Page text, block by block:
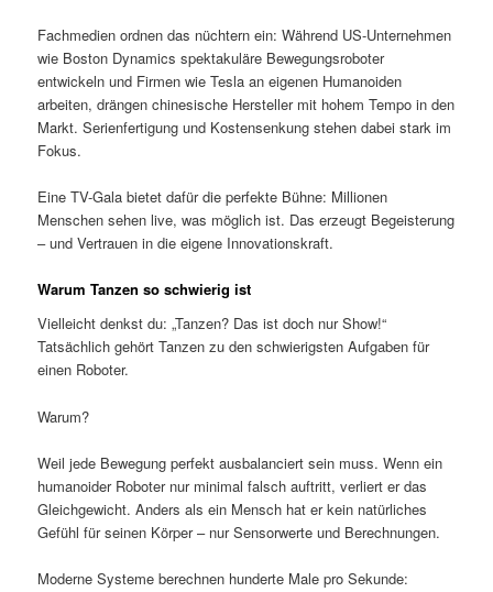
Fachmedien ordnen das nüchtern ein: Während US-Unternehmen
wie Boston Dynamics spektakuläre Bewegungsroboter
entwickeln und Firmen wie Tesla an eigenen Humanoiden
arbeiten, drängen chinesische Hersteller mit hohem Tempo in den
Markt. Serienfertigung und Kostensenkung stehen dabei stark im
Fokus.
Eine TV-Gala bietet dafür die perfekte Bühne: Millionen
Menschen sehen live, was möglich ist. Das erzeugt Begeisterung
– und Vertrauen in die eigene Innovationskraft.
Warum Tanzen so schwierig ist
Vielleicht denkst du: „Tanzen? Das ist doch nur Show!“
Tatsächlich gehört Tanzen zu den schwierigsten Aufgaben für
einen Roboter.
Warum?
Weil jede Bewegung perfekt ausbalanciert sein muss. Wenn ein
humanoider Roboter nur minimal falsch auftritt, verliert er das
Gleichgewicht. Anders als ein Mensch hat er kein natürliches
Gefühl für seinen Körper – nur Sensorwerte und Berechnungen.
Moderne Systeme berechnen hunderte Male pro Sekunde: